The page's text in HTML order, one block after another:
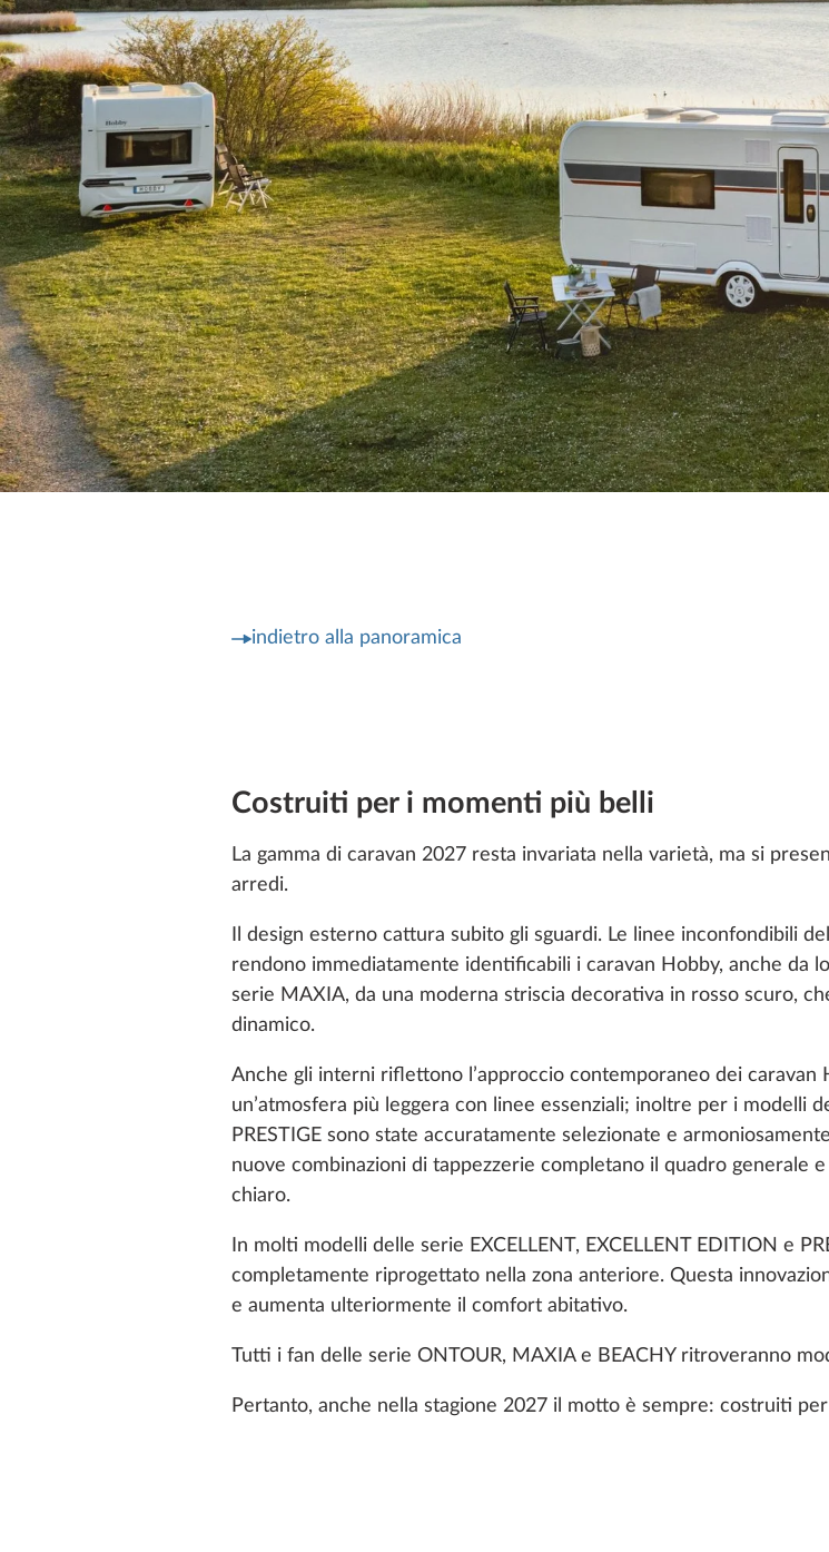
indietro alla panoramica
Costruiti per i momenti più belli
La gamma di caravan 2027 resta invariata nella varietà, ma si
arredi.
Il design esterno cattura subito gli sguardi. Le linee inconfondibili
rendono immediatamente identificabili i caravan Hobby, anche da
serie MAXIA, da una moderna striscia decorativa in rosso scuro,
dinamico.
Anche gli interni riflettono l’approccio contemporaneo dei caravan
un’atmosfera più leggera con linee essenziali; inoltre per i modelli
PRESTIGE sono state accuratamente selezionate e
nuove combinazioni di tappezzerie completano il quadro generale
chiaro.
In molti modelli delle serie EXCELLENT, EXCELLENT EDITION e
completamente riprogettato nella zona anteriore. Questa
e aumenta ulteriormente il comfort abitativo.
Tutti i fan delle serie ONTOUR, MAXIA e BEACHY ritroveranno
Pertanto, anche nella stagione 2027 il motto è sempre: costruiti